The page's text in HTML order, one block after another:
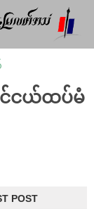
င်ငယ်ထပ်မံ
POST